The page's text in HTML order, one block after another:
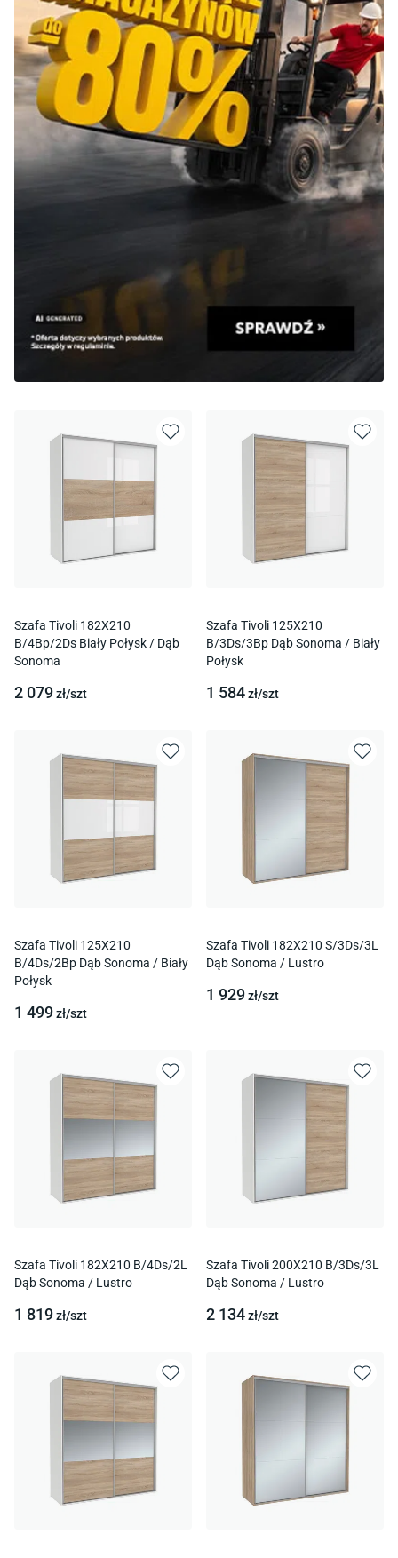
Szafa Tivoli 182X210
B/4Bp/2Ds Biały Połysk / Dąb
Sonoma
2 079zł/szt
Szafa Tivoli 125X210
B/3Ds/3Bp Dąb Sonoma / Biały
Połysk
1 584zł/szt
Szafa Tivoli 125X210
B/4Ds/2Bp Dąb Sonoma / Biały
Połysk
1 499zł/szt
Szafa Tivoli 182X210 S/3Ds/3L
Dąb Sonoma / Lustro
1 929zł/szt
Szafa Tivoli 182X210 B/4Ds/2L
Dąb Sonoma / Lustro
1 819zł/szt
Szafa Tivoli 200X210 B/3Ds/3L
Dąb Sonoma / Lustro
2 134zł/szt